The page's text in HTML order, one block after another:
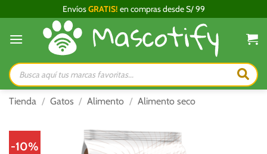
al
contenido
EnvíosGRATIS! en compras desde S/ 99
Búsqueda
de
productos
Tienda / Gatos / Alimento / Alimento seco
-10%